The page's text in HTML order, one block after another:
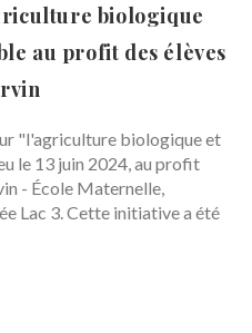
biologique
au profit des élèves
"l'agriculture biologique et
le 13 juin 2024, au profit
- École Maternelle,
Lac 3. Cette initiative a été